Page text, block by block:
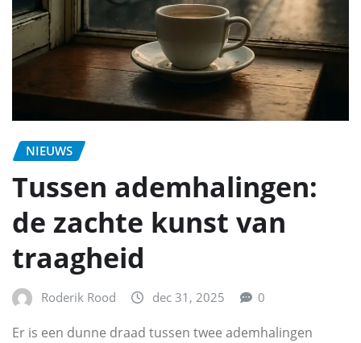
NIEUWS
Tussen ademhalingen:
de zachte kunst van
traagheid
Roderik Rood dec 31, 2025 0
Er is een dunne draad tussen twee ademhalingen